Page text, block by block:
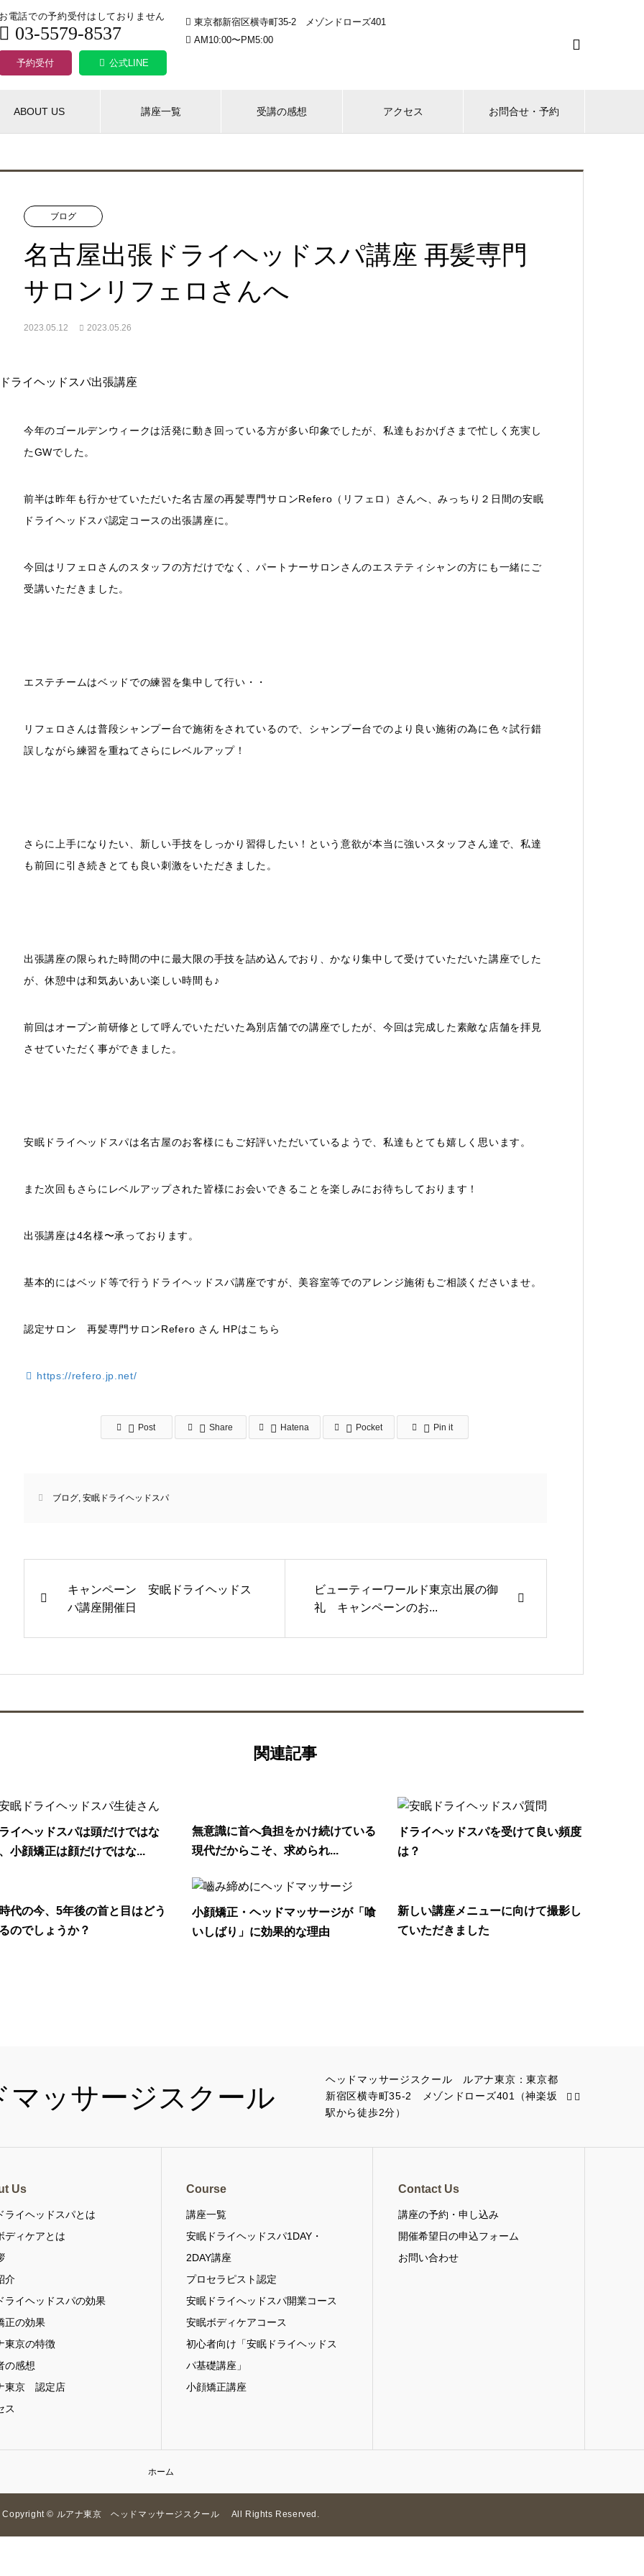
お電話での予約受付はしておりません
03-5579-8537
東京都新宿区横寺町35-2 メゾンドローズ401
AM10:00〜PM5:00
予約受付 公式LINE

ABOUT US 講座一覧 受講の感想 アクセス お問合せ・予約
ブログ
名古屋出張ドライヘッドスパ講座 再髪専門
サロンリフェロさんへ
2023.05.12 2023.05.26
今年のゴールデンウィークは活発に動き回っている方が多い印象でしたが、私達もおかげさまで忙しく充実し
たGWでした。
前半は昨年も行かせていただいた名古屋の再髪専門サロンRefero（リフェロ）さんへ、みっちり２日間の安眠
ドライヘッドスパ認定コースの出張講座に。
今回はリフェロさんのスタッフの方だけでなく、パートナーサロンさんのエステティシャンの方にも一緒にご
受講いただきました。
エステチームはベッドでの練習を集中して行い・・
リフェロさんは普段シャンプー台で施術をされているので、シャンプー台でのより良い施術の為に色々試行錯
誤しながら練習を重ねてさらにレベルアップ！
さらに上手になりたい、新しい手技をしっかり習得したい！という意欲が本当に強いスタッフさん達で、私達
も前回に引き続きとても良い刺激をいただきました。
出張講座の限られた時間の中に最大限の手技を詰め込んでおり、かなり集中して受けていただいた講座でした
が、休憩中は和気あいあい楽しい時間も♪
前回はオープン前研修として呼んでいただいた為別店舗での講座でしたが、今回は完成した素敵な店舗を拝見
させていただく事ができました。
安眠ドライヘッドスパは名古屋のお客様にもご好評いただいているようで、私達もとても嬉しく思います。
また次回もさらにレベルアップされた皆様にお会いできることを楽しみにお待ちしております！
出張講座は4名様〜承っております。
基本的にはベッド等で行うドライヘッドスパ講座ですが、美容室等でのアレンジ施術もご相談くださいませ。
認定サロン 再髪専門サロンRefero さん HPはこちら
https://refero.jp.net/
Post Share Hatena Pocket Pin it
ブログ, 安眠ドライヘッドスパ
キャンペーン 安眠ドライヘッドス
パ講座開催日
ビューティーワールド東京出展の御
礼 キャンペーンのお...
関連記事
ライヘッドスパは頭だけではな
小顔矯正は顔だけではな...
無意識に首へ負担をかけ続けている
現代だからこそ、求められ...
ドライヘッドスパを受けて良い頻度
は？
代の今、5年後の首と目はどう
のでしょうか？
小顔矯正・ヘッドマッサージが「喰
いしばり」に効果的な理由
新しい講座メニューに向けて撮影し
ていただきました
ヘッドマッサージスクール ルアナ東京：東京都
新宿区横寺町35-2 メゾンドローズ401（神楽坂
駅から徒歩2分）
Us
ライヘッドスパとは
ディケアとは
介
ライヘッドスパの効果
正の効果
東京の特徴
の感想
東京 認定店
ス
Course
講座一覧
安眠ドライヘッドスパ1DAY・
2DAY講座
プロセラピスト認定
安眠ドライへッドスパ開業コース
安眠ボディケアコース
初心者向け「安眠ドライヘッドス
パ基礎講座」
小顔矯正講座
Contact Us
講座の予約・申し込み
開催希望日の申込フォーム
お問い合わせ
ホーム
Copyright © ルアナ東京 ヘッドマッサージスクール All Rights Reserved.